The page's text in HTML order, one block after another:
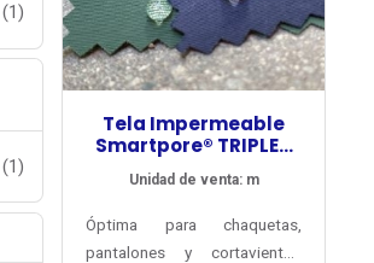
(1)
(1)
Tela Impermeable
Smartpore® TRIPLEX
10000
Unidad de venta: m
Óptima para chaquetas,
pantalones y cortavientos